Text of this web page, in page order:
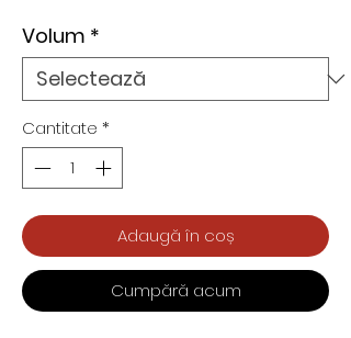
Volum *
Cantitate *
Adaugă în coș
Cumpără acum